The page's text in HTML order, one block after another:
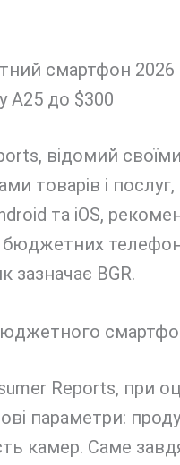
відомий
товарів і
та iOS,
бюджетних
зазначає BGR.
Reports, при
параметри:
камер. Саме